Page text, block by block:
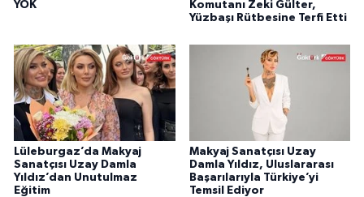
YOK
Komutanı Zeki Gülter,
Yüzbaşı Rütbesine Terfi Etti
Lüleburgaz’da Makyaj
Sanatçısı Uzay Damla
Yıldız’dan Unutulmaz
Eğitim
Makyaj Sanatçısı Uzay
Damla Yıldız, Uluslararası
Başarılarıyla Türkiye’yi
Temsil Ediyor